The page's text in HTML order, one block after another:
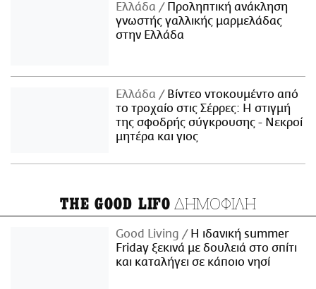
Ελλάδα
Προληπτική ανάκληση
γνωστής γαλλικής μαρμελάδας
στην Ελλάδα
Ελλάδα
Βίντεο ντοκουμέντο από
το τροχαίο στις Σέρρες: Η στιγμή
της σφοδρής σύγκρουσης - Νεκροί
μητέρα και γιος
THE GOOD LIFO ΔΗΜΟΦΙΛΗ
Good Living
Η ιδανική summer
Friday ξεκινά με δουλειά στο σπίτι
και καταλήγει σε κάποιο νησί